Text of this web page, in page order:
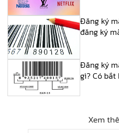
Đăng ký
đăng ký
Đăng ký
gì? Có bắt
Xem